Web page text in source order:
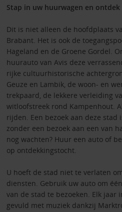
Stap in uw huurwagen en ontdek
Dit is niet alleen de hoofdplaats
Brabant. Het is ook de
Hageland en de Groene Gordel.
huurauto van Avis deze
rijke cultuurhistorische
Geuze en Lambik, de woon- en
trekpaard, de lekkere verleiding
witloofstreek rond Kampenhout.
rijden. Een bezoek aan deze
zonder een bezoek aan een van
nog wachten? Huur een auto of
op ontdekkingstocht.
U hoeft de stad niet te verlaten
diensten. Gebruik uw auto om
van de stad te bezoeken. Elk jaar
gevuld met muziek dankzij